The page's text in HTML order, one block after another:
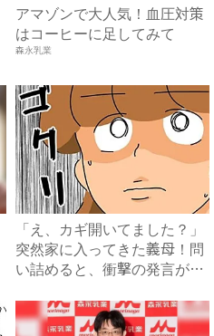
アマゾンで大人気！血圧対策
はコーヒーに足してみて
森永乳業
「え、カギ開いてました？」
突然家に入ってきた義母！問
い詰めると、衝撃の発言が…